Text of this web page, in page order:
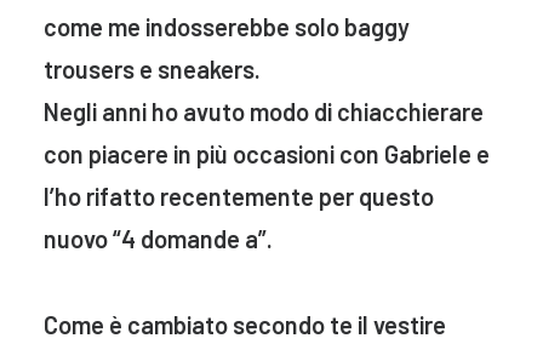
come me indosserebbe solo baggy
trousers e sneakers.
Negli anni ho avuto modo di chiacchierare
con piacere in più occasioni con Gabriele e
l’ho rifatto recentemente per questo
nuovo “4 domande a”.
Come è cambiato secondo te il vestire